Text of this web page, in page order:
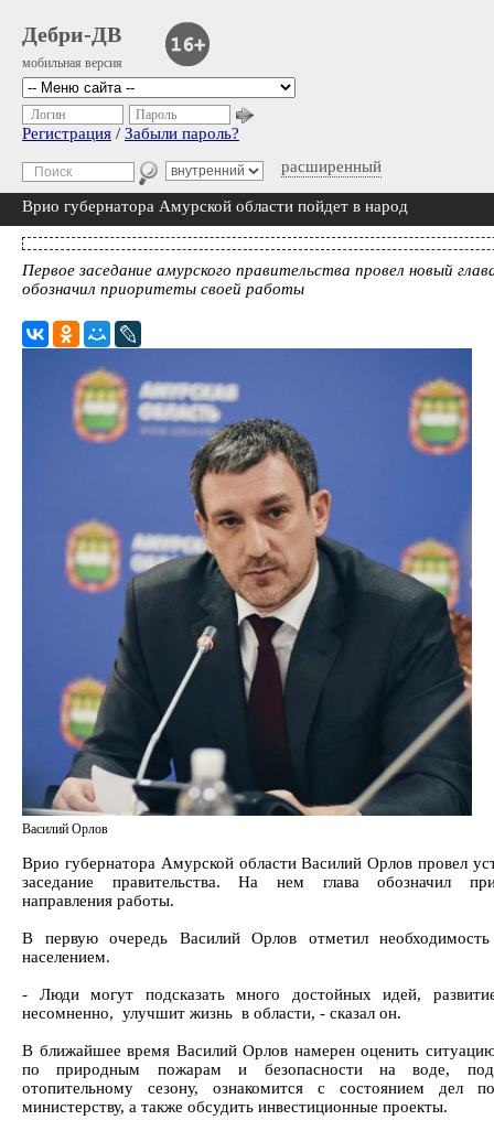
Дебри-ДВ
мобильная версия
расширенный
Логин Пароль
Регистрация / Забыли пароль?
Врио губернатора Амурской области пойдет в народ
Первое заседание амурского правительства провел новый
обозначил приоритеты своей работы
Василий Орлов
Врио губернатора Амурской области Василий Орлов провел
заседание правительства. На нем глава обозначил
направления работы.
В первую очередь Василий Орлов отметил
населением.
- Люди могут подсказать много достойных идей,
несомненно, улучшит жизнь в области, - сказал он.
В ближайшее время Василий Орлов намерен оценить
по природным пожарам и безопасности на воде,
отопительному сезону, ознакомится с состоянием дел
министерству, а также обсудить инвестиционные проекты.